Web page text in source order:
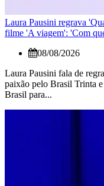
Laura Pausini regrava
filme 'A viagem': 'Com
08/08/2026
Laura Pausini fala de
paixão pelo Brasil Trinta
Brasil para...